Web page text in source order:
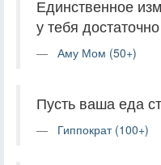
Единственное
у тебя
Аму Мом (50+)
Пусть ваша еда
Гиппократ (100+)